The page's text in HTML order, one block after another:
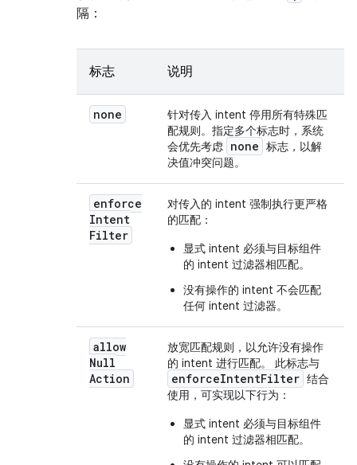
隔：
标志 说明
none
针对传入 intent 停用所有特殊匹
配规则。指定多个标志时，系统
会优先考虑 none 标志，以解
决值冲突问题。
enforce
Intent
Filter
对传入的 intent 强制执行更严格
的匹配：
显式 intent 必须与目标组件
的 intent 过滤器相匹配。
没有操作的 intent 不会匹配
任何 intent 过滤器。
allow
Null
Action
放宽匹配规则，以允许没有操作
的 intent 进行匹配。 此标志与
enforceIntentFilter 结合
使用，可实现以下行为：
显式 intent 必须与目标组件
的 intent 过滤器相匹配。